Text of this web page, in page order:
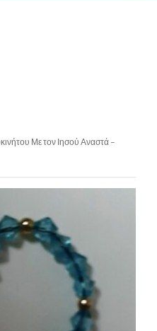
Με τον Ιησού Αναστά –